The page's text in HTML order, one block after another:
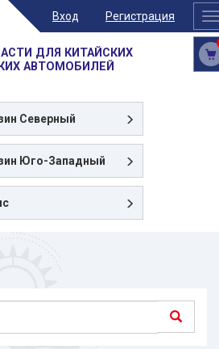
Вход Регистрация
ДЛЯ КИТАЙСКИХ
АВТОМОБИЛЕЙ
Северный
Юго-Западный